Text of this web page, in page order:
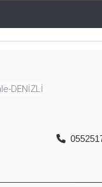
DENİZLİ